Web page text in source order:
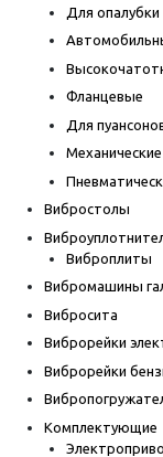
Для опалубки
Фланцевые
Для
Механические
Вибростолы
Виброплиты
Вибромашины
Вибросита
Виброрейки
Виброрейки
Комплектующие